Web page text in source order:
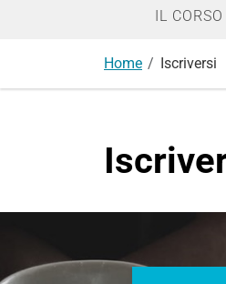
IL CORSO
Home Iscriversi